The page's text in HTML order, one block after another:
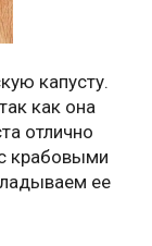
капусту.
как она
отлично
крабовыми
ее